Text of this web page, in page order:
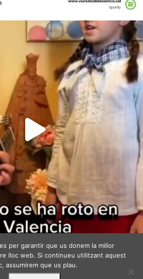
Segueix-me a Instagram
per garantir que us donem la millor
lloc web. Si continueu utilitzant aquest
assumirem que us plau.